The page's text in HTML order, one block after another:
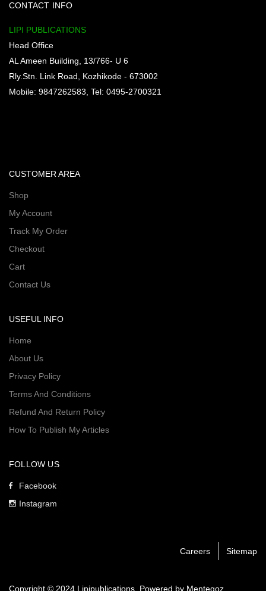
CONTACT INFO
LIPI PUBLICATIONS
Head Office
AL Ameen Building, 13/766- U 6
Rly.Stn. Link Road, Kozhikode - 673002
Mobile: 9847262583, Tel: 0495-2700321
CUSTOMER AREA
Shop
My Account
Track My Order
Checkout
Cart
Contact Us
USEFUL INFO
Home
About Us
Privacy Policy
Terms And Conditions
Refund And Return Policy
How To Publish My Articles
FOLLOW US
Facebook
Instagram
Copyright © 2024 Lipipublications. Powered by Mentegoz
Careers Sitemap